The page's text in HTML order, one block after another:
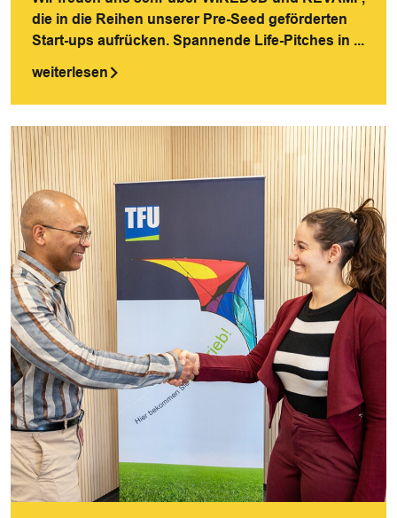
die in die Reihen unserer Pre-Seed geförderten
Start-ups aufrücken. Spannende Life-Pitches in ...
weiterlesen